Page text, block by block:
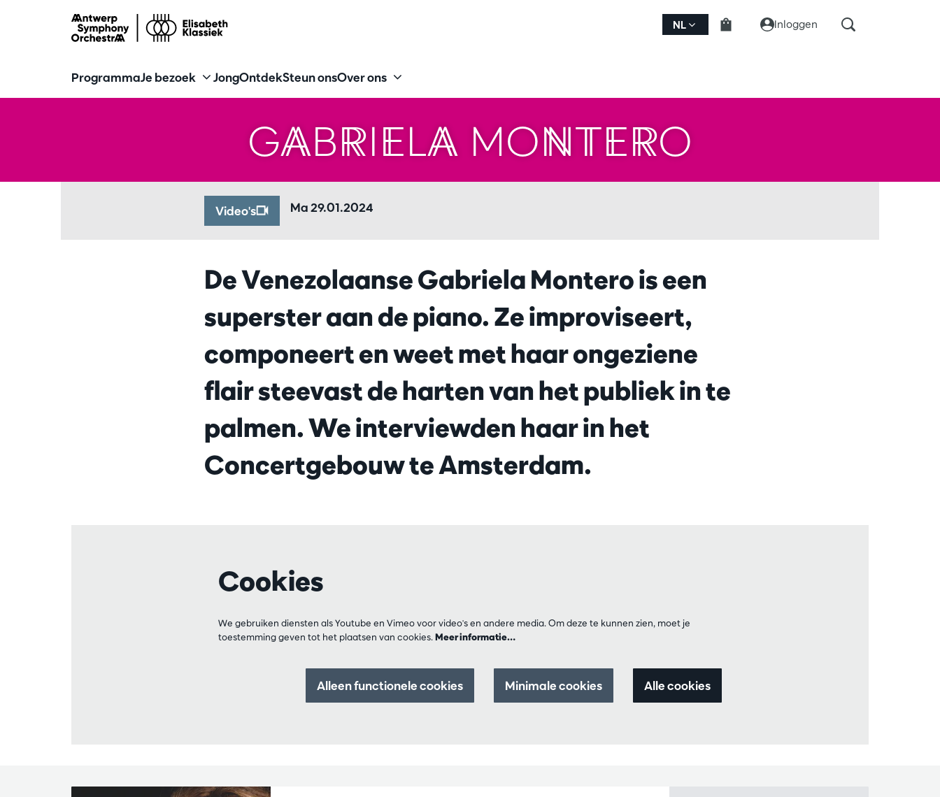
NL Inloggen
ProgrammaJe bezoek JongOntdekSteun onsOver ons
GABRIELA MONTERO
Video's Ma 29.01.2024
De Venezolaanse Gabriela Montero is een
superster aan de piano. Ze improviseert,
componeert en weet met haar ongeziene
flair steevast de harten van het publiek in te
palmen. We interviewden haar in het
Concertgebouw te Amsterdam.
Cookies
We gebruiken diensten als Youtube en Vimeo voor video's en andere media. Om deze te kunnen zien, moet je
toestemming geven tot het plaatsen van cookies. Meer informatie…
Alleen functionele cookies Minimale cookies Alle cookies